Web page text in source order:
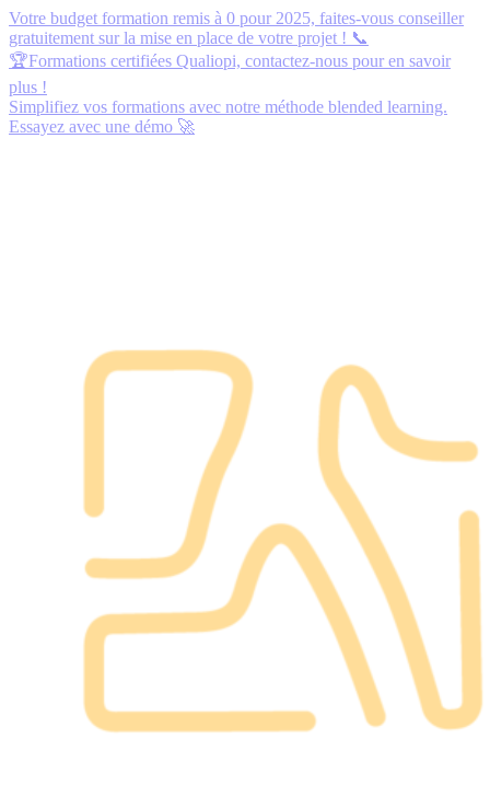
Votre budget formation remis à 0 pour 2025, faites-vous conseiller
gratuitement sur la mise en place de votre projet ! 📞
🏆Formations certifiées Qualiopi, contactez-nous pour en savoir
plus !
Simplifiez vos formations avec notre méthode blended learning.
Essayez avec une démo 🚀